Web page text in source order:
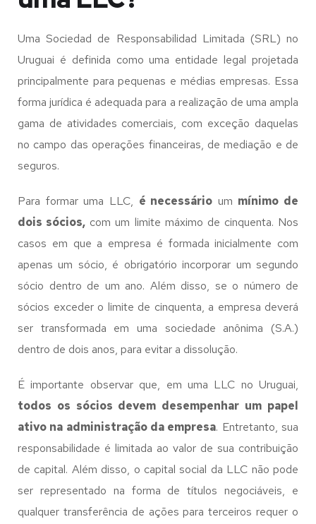
Uma Sociedad de Responsabilidad Limitada (SRL) no
Uruguai é definida como uma entidade legal projetada
principalmente para pequenas e médias empresas. Essa
forma jurídica é adequada para a realização de uma ampla
gama de atividades comerciais, com exceção daquelas
no campo das operações financeiras, de mediação e de
seguros.
Para formar uma LLC, é necessário um mínimo de
dois sócios, com um limite máximo de cinquenta. Nos
casos em que a empresa é formada inicialmente com
apenas um sócio, é obrigatório incorporar um segundo
sócio dentro de um ano. Além disso, se o número de
sócios exceder o limite de cinquenta, a empresa deverá
ser transformada em uma sociedade anônima (S.A.)
dentro de dois anos, para evitar a dissolução.
É importante observar que, em uma LLC no Uruguai,
todos os sócios devem desempenhar um papel
ativo na administração da empresa. Entretanto, sua
responsabilidade é limitada ao valor de sua contribuição
de capital. Além disso, o capital social da LLC não pode
ser representado na forma de títulos negociáveis, e
qualquer transferência de ações para terceiros requer o